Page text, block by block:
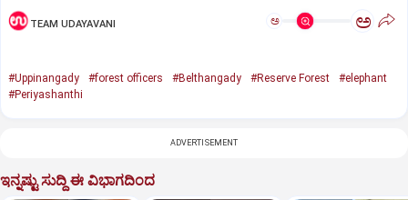
TEAM UDAYAVANI ಅ ಅ
#Uppinangady #forest officers #Belthangady #Reserve Forest
#elephant
#Periyashanthi
ADVERTISEMENT
ಇನ್ನಷ್ಟು ಸುದ್ದಿ ಈ ವಿಭಾಗದಿಂದ